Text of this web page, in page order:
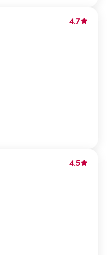
4.7
4.5